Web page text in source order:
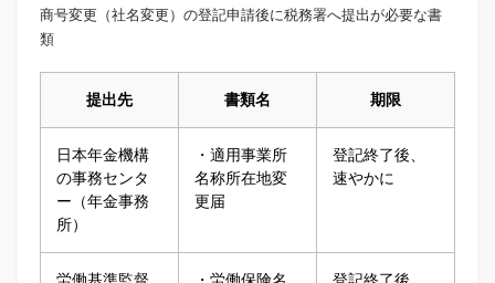
商号変更（社名変更）の登記申請後に税務署へ提出が必要な書
類
提出先 書類名 期限
日本年金機構
の事務センタ
ー（年金事務
所）
・適用事業所
名称所在地変
更届
登記終了後、
速やかに
労働基準監督 ・労働保険名 登記終了後、